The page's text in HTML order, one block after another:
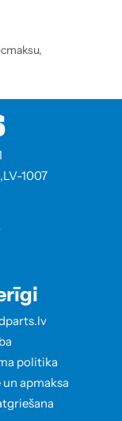
1007
politika
un apmaksa